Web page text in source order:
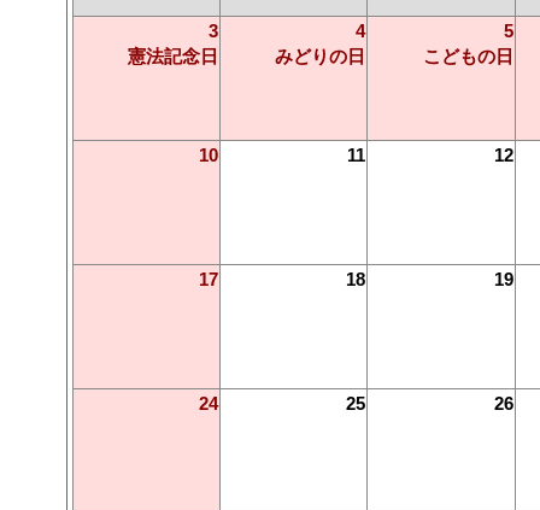
3
憲法記念日
4
みどりの日
5
こどもの日
10 11 12
17 18 19
24 25 26